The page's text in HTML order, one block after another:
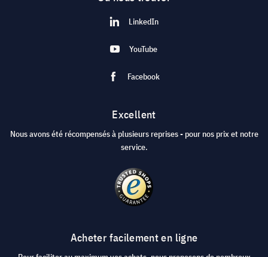
LinkedIn
YouTube
Facebook
Excellent
Nous avons été récompensés à plusieurs reprises - pour nos prix et notre
service.
Acheter facilement en ligne